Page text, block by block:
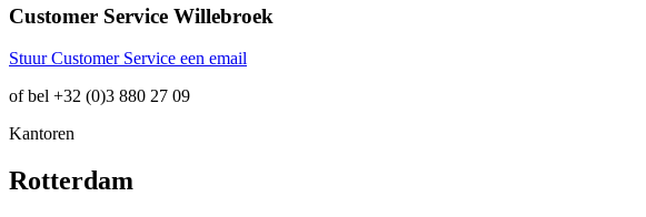
Customer Service Willebroek
Stuur Customer Service een email
of bel +32 (0)3 880 27 09
Kantoren
Rotterdam